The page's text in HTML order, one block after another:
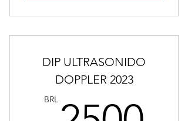
DIP ULTRASONIDO
DOPPLER 2023
BRL